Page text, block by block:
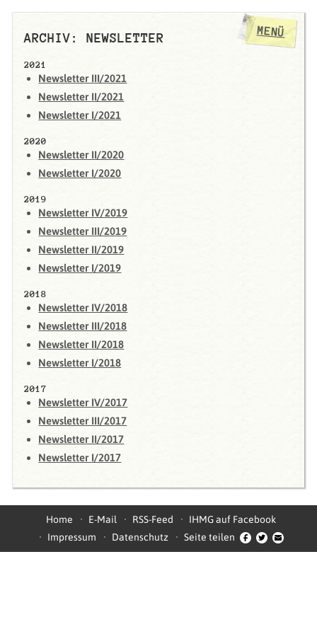
ARCHIV: NEWSLETTER
2021
Newsletter III/2021
Newsletter II/2021
Newsletter I/2021
2020
Newsletter II/2020
Newsletter I/2020
2019
Newsletter IV/2019
Newsletter III/2019
Newsletter II/2019
Newsletter I/2019
2018
Newsletter IV/2018
Newsletter III/2018
Newsletter II/2018
Newsletter I/2018
2017
Newsletter IV/2017
Newsletter III/2017
Newsletter II/2017
Newsletter I/2017
MENÜ
Home E-Mail RSS-Feed
IHMG auf Facebook
Impressum
Datenschutz Seite teilen